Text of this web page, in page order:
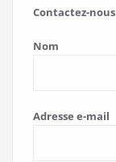
Contactez-nous
Nom
Adresse e-mail